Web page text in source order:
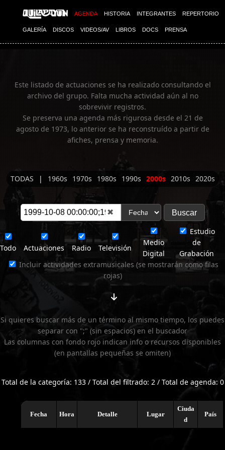
AGENDA HISTORIA INTEGRANTES REPERTORIO
GALERÍA DISCOS VIDEOS/AV LIBROS DOCS PRENSA
Imagen 01
Este listado de actuaciones se ha realizado consultando el
archivo del grupo. Falta mucha actividad aún al no
sobrevivir registros.
Se preserva una agenda más rigurosa desde el 21 de
agosto de 1973, lo anterior se ha reconstruído a partir de
afiches, prensa y memoria.
TODAS | 1960s 1970s 1980s 1990s 2000s 2010s 2020s
✖
Todo Actuaciones Radio Televisión
Medio
Digital
Estudio
de
Grabación
Incluir actividades extramusicales (se mostrarán como filas
rojas)
Si quieres buscar más de un término al mismo tiempo, los puedes
separar con ";" (sin espacios) en el buscador
Las columnas con fondo rojo indican info o recursos disponibles
(en pantallas pequeñas se omiten)
Total de la categoría: 133 / Total del filtrado: 2 / Total de agenda: 0
Fecha Hora Detalle Lugar
Ciuda
d
País